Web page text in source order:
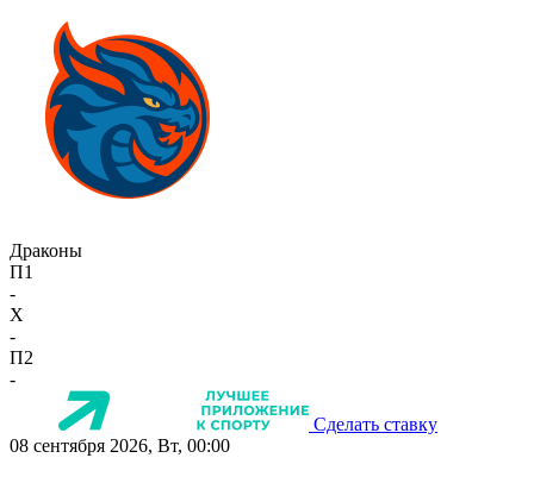
Драконы
П1
-
X
-
П2
-
Сделать ставку
08 сентября 2026, Вт, 00:00